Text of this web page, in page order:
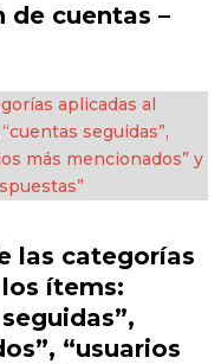
de cuentas –
las categorías
ítems:
“usuarios